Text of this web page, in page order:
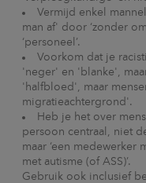
Vermijd enkel
man af' door ‘zonder
‘personeel’.
Voorkom dat je
'neger' en 'blanke',
'halfbloed', maar
migratieachtergrond'.
Heb je het over
persoon centraal, niet
maar ‘een medewerker
met autisme (of ASS)’.
Gebruik ook inclusief